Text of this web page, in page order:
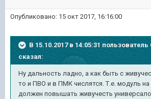
Опубликовано: 15 окт 2017, 16:16:00
В 15.10.2017 в 14:05:31 пользователь
сказал:
Ну дальность ладно, а как быть с
то и ПВО и в ПМК числятся. Т.е. модуль
должен повышать живучесть